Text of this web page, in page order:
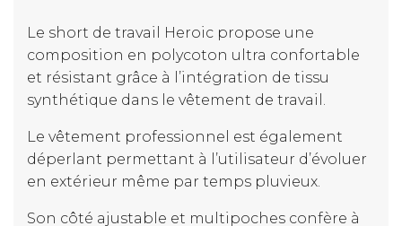
Le short de travail Heroic propose une
composition en polycoton ultra confortable
et résistant grâce à l’intégration de tissu
synthétique dans le vêtement de travail.
Le vêtement professionnel est également
déperlant permettant à l’utilisateur d’évoluer
en extérieur même par temps pluvieux.
Son côté ajustable et multipoches confère à